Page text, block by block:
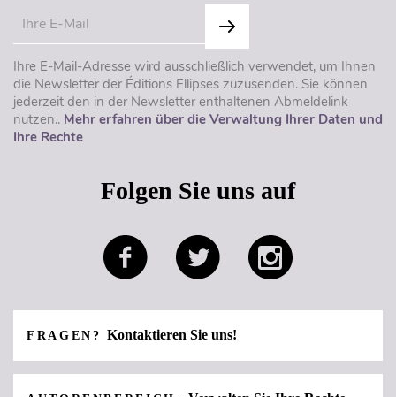
Ihre E-Mail-Adresse wird ausschließlich verwendet, um Ihnen
die Newsletter der Éditions Ellipses zuzusenden. Sie können
jederzeit den in der Newsletter enthaltenen Abmeldelink
nutzen.. Mehr erfahren über die Verwaltung Ihrer Daten und
Ihre Rechte
Folgen Sie uns auf
FRAGEN?Kontaktieren Sie uns!